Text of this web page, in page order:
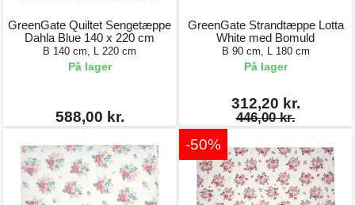
GreenGate Quiltet Sengetæppe
Dahla Blue 140 x 220 cm
B 140 cm, L 220 cm
På lager
588,00 kr.
GreenGate Strandtæppe Lotta
White med Bomuld
B 90 cm, L 180 cm
På lager
312,20 kr.
446,00 kr.
-50%